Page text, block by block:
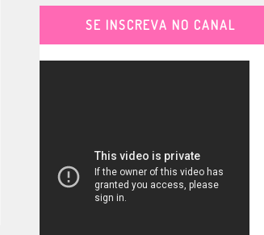
SE INSCREVA NO CANAL